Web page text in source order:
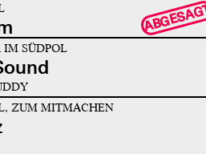
SÜDPOL
ZUM MITMACHEN